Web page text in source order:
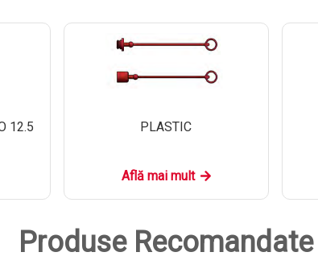
12.5 PLASTIC
Află mai mult
Produse Recomandate